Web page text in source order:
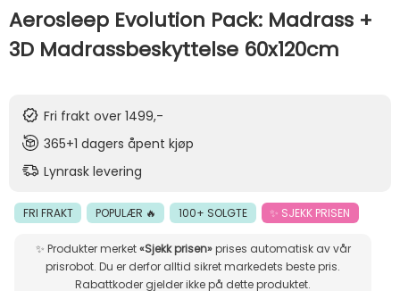
Aerosleep Evolution Pack: Madrass +
3D Madrassbeskyttelse 60x120cm
Fri frakt over 1499,-
365+1 dagers åpent kjøp
Lynrask levering
FRI FRAKT POPULÆR 🔥 100+ SOLGTE ✨ SJEKK PRISEN
✨ Produkter merket«Sjekk prisen»prises automatisk av vår
prisrobot. Du er derfor alltid sikret markedets beste pris.
Rabattkoder gjelder ikke på dette produktet.